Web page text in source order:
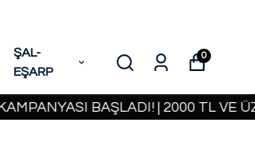
ŞAL-
EŞARP
0
BAŞLADI! | 2000 TL VE ÜZERİ